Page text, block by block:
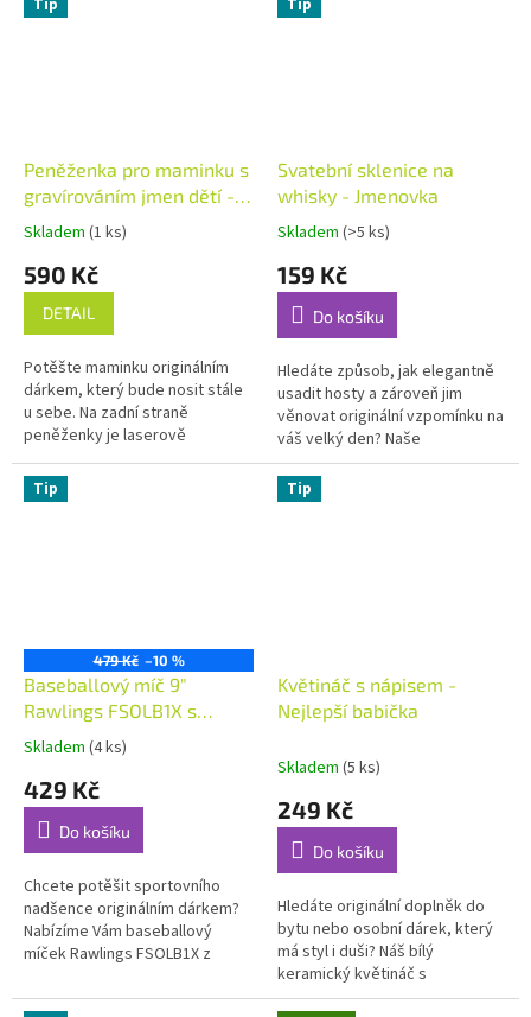
Tip
Peněženka pro maminku s
gravírováním jmen dětí -
světle šedá
Průměrné
produktu
5
hvězdiček.
Skladem (1 ks)
590 Kč
DETAIL
Potěšte maminku originálním
dárkem, který bude nosit stále
u sebe. Na zadní straně
peněženky je laserově
gravírovaný motiv maminky s
dětmi a jmény podle vašeho
přání. Vybrat si...
Tip
Svatební sklenice na
whisky - Jmenovka
Průměrné
produktu
5,0
5
hvězdiček.
Skladem (>5 ks)
159 Kč
Do košíku
Hledáte způsob, jak elegantně
usadit hosty a zároveň jim
věnovat originální vzpomínku na
váš velký den? Naše
personalizované sklenice na
whisky jsou dokonalým
spojením stylu,...
Tip
479 Kč –10 %
Baseballový míč 9"
Rawlings FSOLB1X s
vlastním jménem a číslem
Průměrné
produktu
5,0
5
hvězdiček.
Skladem (4 ks)
429 Kč
Do košíku
Chcete potěšit sportovního
nadšence originálním dárkem?
Nabízíme Vám baseballový
míček Rawlings FSOLB1X z
vygravírujeme siluetu dresu s
Tip
Květináč s nápisem -
Nejlepší babička
Skladem (5 ks)
249 Kč
Do košíku
Hledáte originální doplněk do
bytu nebo osobní dárek, který
má styl i duši? Náš bílý
keramický květináč s
gravírováním je ideální volbou.